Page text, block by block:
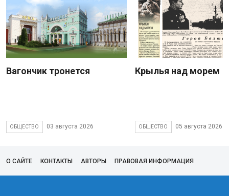
Вагончик тронется
ОБЩЕСТВО 03 августа 2026
Крылья над морем
ОБЩЕСТВО 05 августа 2026
О САЙТЕ КОНТАКТЫ АВТОРЫ ПРАВОВАЯ ИНФОРМАЦИЯ